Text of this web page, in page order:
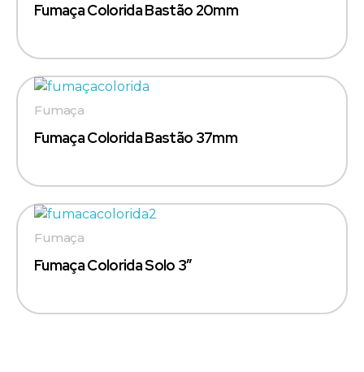
Fumaça Colorida Bastão 20mm
Fumaça Colorida Bastão 37mm
Fumaça
Fumaça Colorida Solo 3″
Fumaça